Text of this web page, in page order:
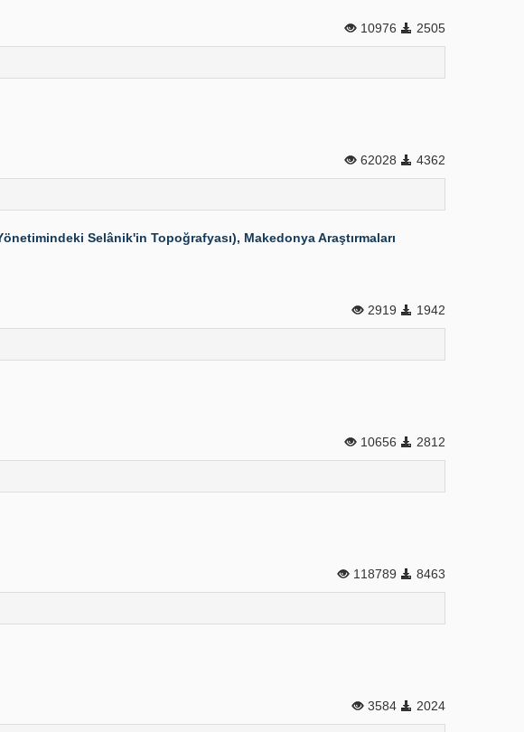
10976 2505
62028 4362
Selânik'in Topoğrafyası), Makedonya Araştırmaları
2919 1942
10656 2812
118789 8463
3584 2024